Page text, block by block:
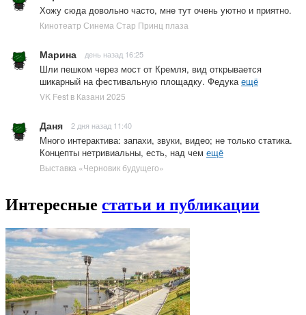
Хожу сюда довольно часто, мне тут очень уютно и приятно.
Кинотеатр Синема Стар Принц плаза
Марина день назад 16:25
Шли пешком через мост от Кремля, вид открывается
шикарный на фестивальную площадку. Федукаещё
VK Fest в Казани 2025
Даня 2 дня назад 11:40
Много интерактива: запахи, звуки, видео; не только статика.
Концепты нетривиальны, есть, над чем ещё
Выставка «Черновик будущего»
Интересные статьи и публикации